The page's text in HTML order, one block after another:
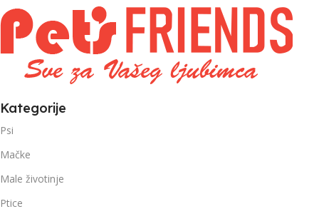
1kg – 3kg
Kategorije
Psi
Mačke
Male životinje
Ptice